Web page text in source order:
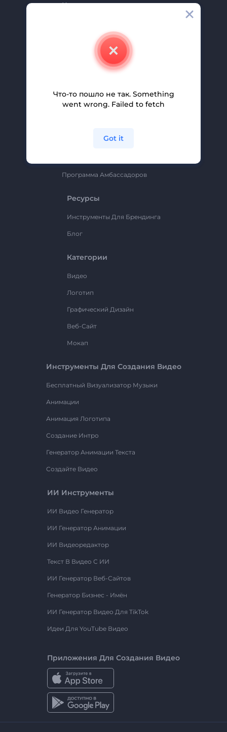
Компания
Свяжитесь С Нами
Помощь И Поддержка
Партнерская Программа
Политика Конфиденциальности
Программа Амбассадоров
Ресурсы
Инструменты Для Брендинга
Блог
Категории
Видео
Логотип
Графический Дизайн
Веб-Сайт
Мокап
Инструменты Для Создания Видео
Бесплатный Визуализатор Музыки
Анимации
Анимация Логотипа
Создание Интро
Генератор Анимации Текста
Создайте Видео
ИИ Инструменты
ИИ Видео Генератор
ИИ Генератор Анимации
ИИ Видеоредактор
Текст В Видео С ИИ
ИИ Генератор Веб-Сайтов
Генератор Бизнес - Имён
ИИ Генератор Видео Для TikTok
Идеи Для YouTube Видео
Приложения Для Создания Видео
Что-то пошло не так. Something
went wrong. Failed to fetch
Got it